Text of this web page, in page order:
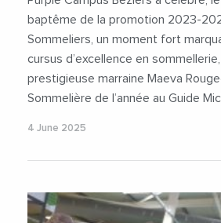
baptême de la promotion 2023-
Sommeliers, un moment fort
cursus d’excellence en
prestigieuse marraine Maeva
Sommelière de l’année au Guide
4 June 2025